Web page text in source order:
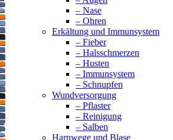
– Nase
– Ohren
Erkältung und Immunsystem
– Fieber
– Halsschmerzen
– Husten
– Immunsystem
– Schnupfen
Wundversorgung
– Pflaster
– Reinigung
– Salben
Harnwege und Blase